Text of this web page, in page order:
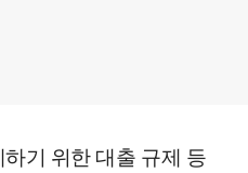
기 위한 대출 규제 등